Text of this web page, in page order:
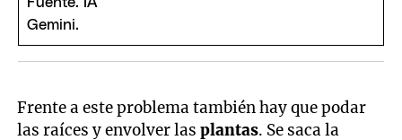
Frente a este problema también hay que podar
las raíces y envolver lasplantas. Se saca la